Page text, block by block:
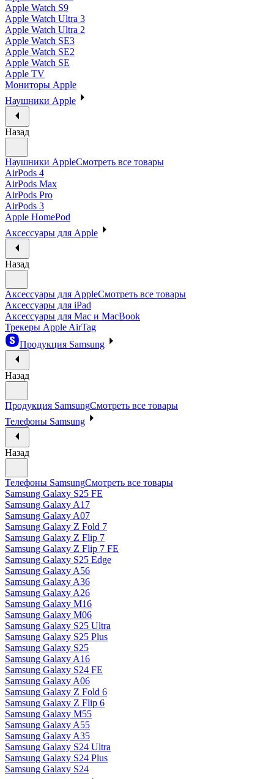
Apple Watch S9
Apple Watch Ultra 3
Apple Watch Ultra 2
Apple Watch SE3
Apple Watch SE2
Apple Watch SE
Apple TV
Мониторы Apple
Наушники Apple
Назад
Наушники AppleСмотреть все товары
AirPods 4
AirPods Max
AirPods Pro
AirPods 3
Apple HomePod
Аксессуары для Apple
Назад
Аксессуары для AppleСмотреть все товары
Аксессуары для iPad
Аксессуары для Mac и MacBook
Трекеры Apple AirTag
Продукция Samsung
Назад
Продукция SamsungСмотреть все товары
Телефоны Samsung
Назад
Телефоны SamsungСмотреть все товары
Samsung Galaxy S25 FE
Samsung Galaxy A17
Samsung Galaxy A07
Samsung Galaxy Z Fold 7
Samsung Galaxy Z Flip 7
Samsung Galaxy Z Flip 7 FE
Samsung Galaxy S25 Edge
Samsung Galaxy A56
Samsung Galaxy A36
Samsung Galaxy A26
Samsung Galaxy M16
Samsung Galaxy M06
Samsung Galaxy S25 Ultra
Samsung Galaxy S25 Plus
Samsung Galaxy S25
Samsung Galaxy A16
Samsung Galaxy S24 FE
Samsung Galaxy A06
Samsung Galaxy Z Fold 6
Samsung Galaxy Z Flip 6
Samsung Galaxy M55
Samsung Galaxy A55
Samsung Galaxy A35
Samsung Galaxy S24 Ultra
Samsung Galaxy S24 Plus
Samsung Galaxy S24